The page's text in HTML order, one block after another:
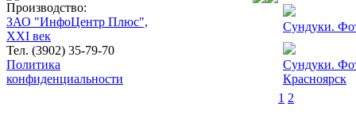
Производство:
ЗАО "ИнфоЦентр Плюс",
XXI век
Тел. (3902) 35-79-70
Политика
конфиденциальности
Сундуки.
Сундуки.
Красноярск
1 2